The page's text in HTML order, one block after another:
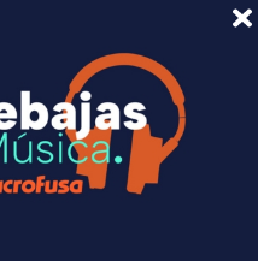
DONNER HUSH-I Silent Guitar
Caoba
Precio
habitual
339,00 €
Entrega en 1-2 días